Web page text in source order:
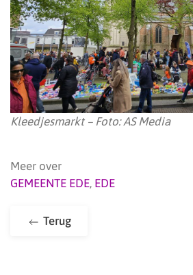
Kleedjesmarkt – Foto: AS Media
Meer over
GEMEENTE EDE, EDE
Terug